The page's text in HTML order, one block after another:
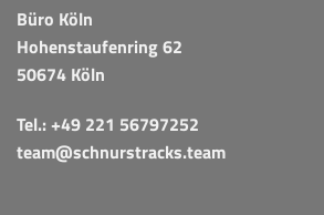
Büro Köln
Hohenstaufenring 62
50674 Köln
Tel.:+49 221 56797252
team@schnurstracks.team